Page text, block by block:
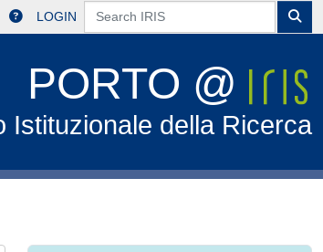
LOGIN
PORTO @
Istituzionale della Ricerca